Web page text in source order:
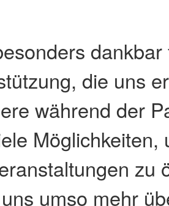
die uns
während der
Möglichkeiten,
zu
umso mehr